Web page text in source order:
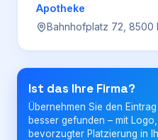
Für Firmen
Firma
Apotheke
Bahnhofplatz 72, 8500
Ist das Ihre Firma?
Übernehmen Sie den
besser gefunden – mit
bevorzugter Platzierung in